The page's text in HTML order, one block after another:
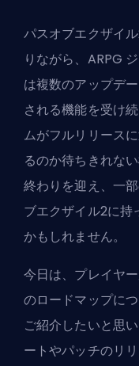
パスオブエクザイ
りながら、 ARPG
は複数のアップデ
される機能を受け
ムがフルリリース
るのか待ちきれな
終わりを迎え、一
ブエクザイル2に持
かもしれません。
今日は、プレイヤ
のロードマップに
ご紹介したいと思
ートやパッチのリ